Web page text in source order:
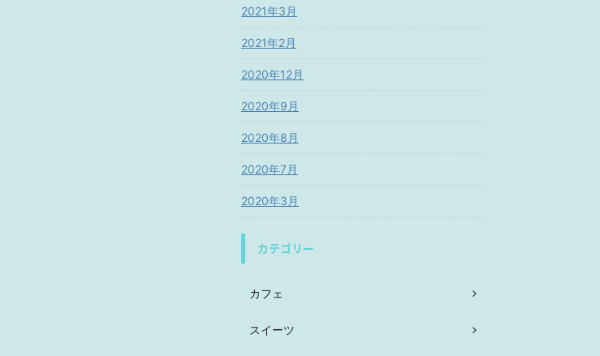
2021年3月
2021年2月
2020年12月
2020年9月
2020年8月
2020年7月
2020年3月
カテゴリー
カフェ
スイーツ